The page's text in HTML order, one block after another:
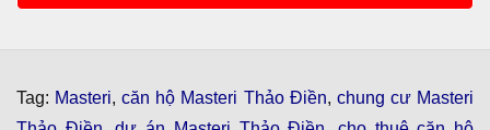
Tag: Masteri,căn hộ Masteri Thảo Điền, chung cư Masteri